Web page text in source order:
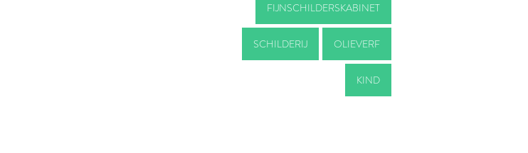
FIJNSCHILDERSKABINET
SCHILDERIJ OLIEVERF
KIND